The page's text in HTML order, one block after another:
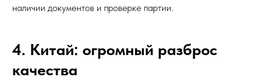
наличии документов и проверке партии.
4. Китай: огромный разброс
качества